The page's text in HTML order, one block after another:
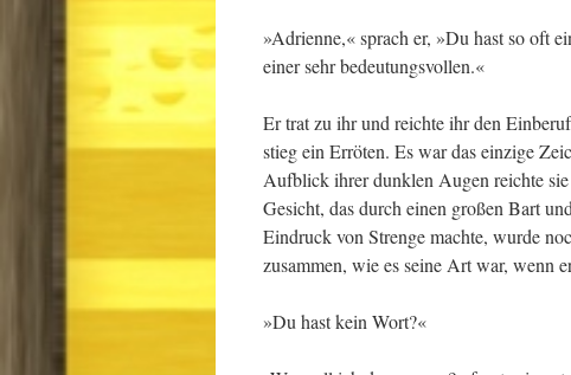
»Adrienne,« sprach er, »Du hast so oft
einer sehr bedeutungsvollen.«
Er trat zu ihr und reichte ihr den
stieg ein Erröten. Es war das einzige
Aufblick ihrer dunklen Augen reichte
Gesicht, das durch einen großen Bart
Eindruck von Strenge machte, wurde
zusammen, wie es seine Art war, wenn
»Du hast kein Wort?«